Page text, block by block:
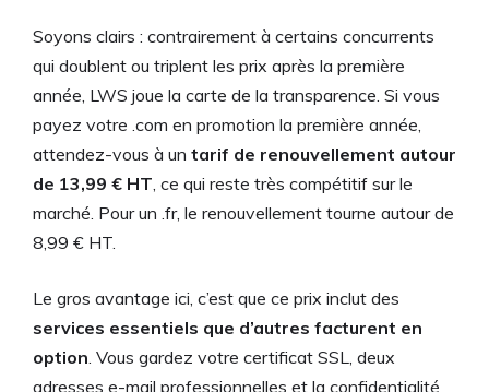
Soyons clairs : contrairement à certains concurrents
qui doublent ou triplent les prix après la première
année, LWS joue la carte de la transparence. Si vous
payez votre .com en promotion la première année,
attendez-vous à un tarif de renouvellement autour
de 13,99 € HT , ce qui reste très compétitif sur le
marché. Pour un .fr, le renouvellement tourne autour de
8,99 € HT.
Le gros avantage ici, c’est que ce prix inclut des
services essentiels que d’autres facturent en
option . Vous gardez votre certificat SSL, deux
adresses e-mail professionnelles et la confidentialité